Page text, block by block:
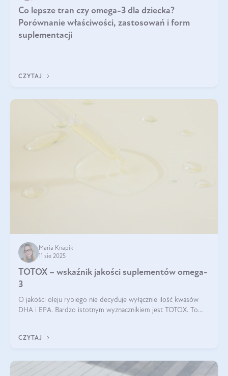
Co lepsze tran czy omega-3 dla dziecka?
Porównanie właściwości, zastosowań i form
suplementacji
CZYTAJ
Maria Knapik
11 sie 2025
TOTOX – wskaźnik jakości suplementów omega-
3
O jakości oleju rybiego nie decyduje wyłącznie ilość kwasów
DHA i EPA. Bardzo istotnym wyznacznikiem jest TOTOX. To
CZYTAJ